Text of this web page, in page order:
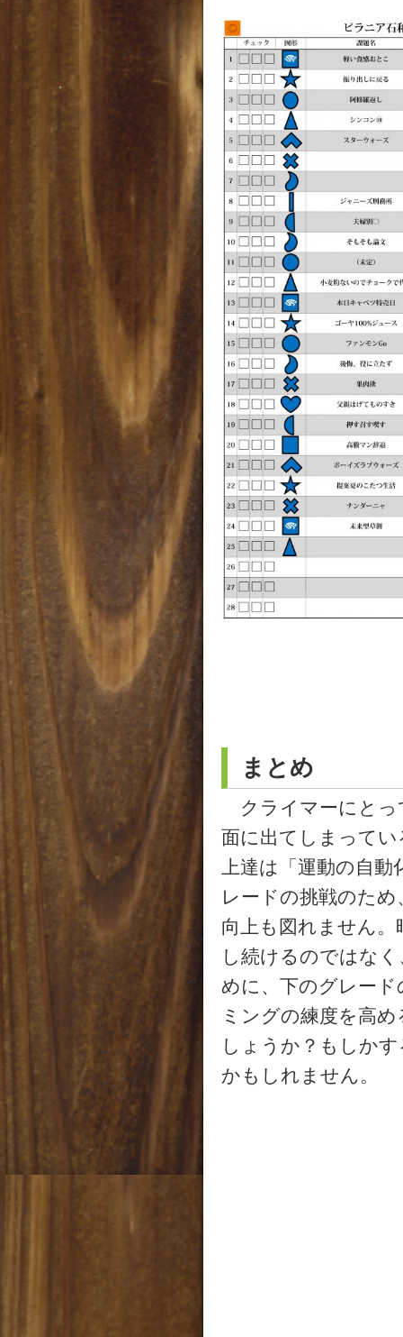
まとめ
クライマーにとっ
面に出てしまって
上達は「運動の自動
レードの挑戦のた
向上も図れません
し続けるのではな
めに、下のグレー
ミングの練度を高
しょうか？もしか
かもしれません。